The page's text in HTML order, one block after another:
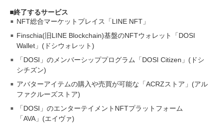
終了するサービス
NFT総合マーケットプレイス「LINE NFT」
Finschia(旧LINE Blockchain)基盤のNFTウォレット「DOSI
Wallet」(ドシウォレット)
「DOSI」のメンバーシッププログラム「DOSI Citizen」(ドシ
シチズン)
アバターアイテムの購入や売買が可能な「ACRZストア」(アル
ファクルーズストア)
「DOSI」のエンターテイメントNFTプラットフォーム
「AVA」(エイヴァ)